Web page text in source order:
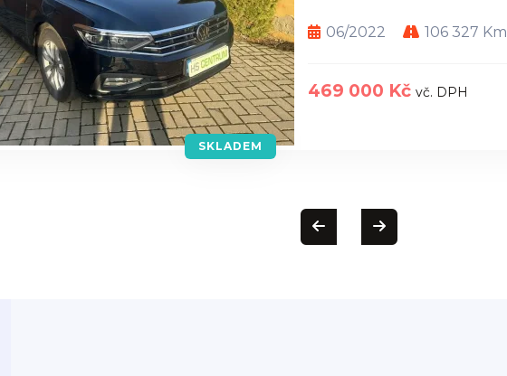
SKLADEM
06/2022 106 327 Km
469 000 Kč vč. DPH